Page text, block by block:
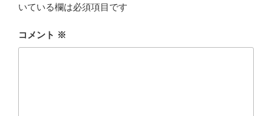
いている欄は必須項目です
コメント ※